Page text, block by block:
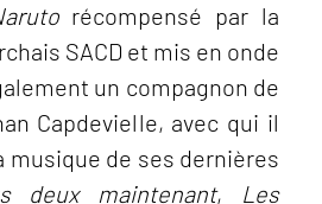
récompensé par la
SACD et mis en onde
un compagnon de
Capdevielle, avec qui il
musique de ses dernières
deux maintenant, Les